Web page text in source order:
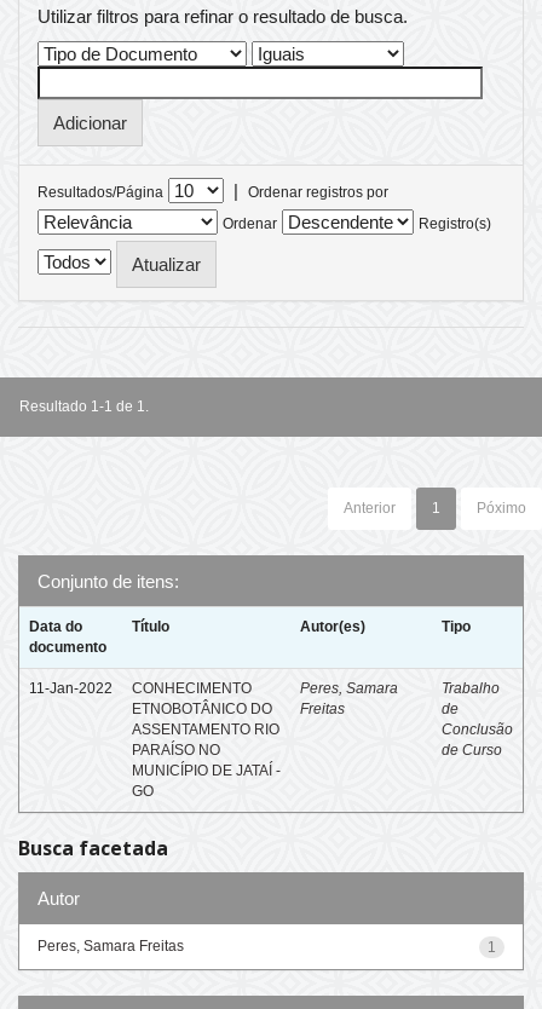
Utilizar filtros para refinar o resultado de busca.
Resultados/Página |
Ordenar registros por
Ordenar
Registro(s)
Resultado 1-1 de 1.
Anterior 1 Póximo
Conjunto de itens:
Data do
documento
Título Autor(es) Tipo
11-Jan-2022
CONHECIMENTO
ETNOBOTÂNICO DO
ASSENTAMENTO RIO
PARAÍSO NO
MUNICÍPIO DE JATAÍ -
GO
Peres, Samara
Freitas
Trabalho
de
Conclusão
de Curso
Busca facetada
Autor
1
Peres, Samara Freitas